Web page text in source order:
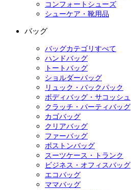
コンフォートシューズ
シューケア・靴用品
バッグ
バッグカテゴリすべて
ハンドバッグ
トートバッグ
ショルダーバッグ
リュック・バックパック
ボディバッグ・サコッシュ
クラッチ・パーティバッグ
カゴバッグ
クリアバッグ
ファーバッグ
ボストンバッグ
スーツケース・トランク
ビジネス・オフィスバッグ
エコバッグ
ママバッグ